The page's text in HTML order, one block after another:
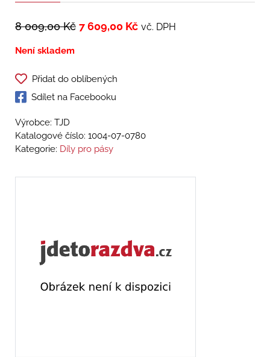
8 009,00Kč 7 609,00 Kč vč. DPH
Není skladem
Přidat do oblíbených
Sdílet na Facebooku
Výrobce: TJD
Katalogové číslo: 1004-07-0780
Kategorie: Díly pro pásy